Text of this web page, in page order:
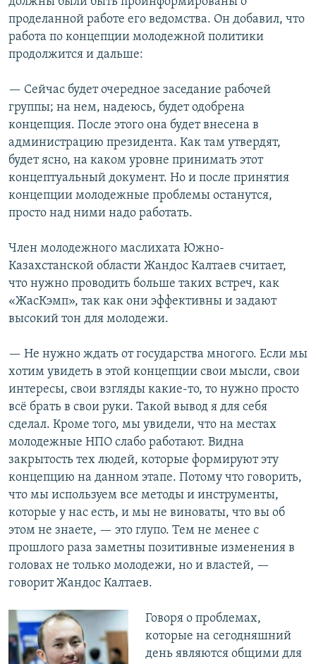
проделанной работе его ведомства. Он добавил, что
работа по концепции молодежной политики
продолжится и дальше:
— Сейчас будет очередное заседание рабочей
группы; на нем, надеюсь, будет одобрена
концепция. После этого она будет внесена в
администрацию президента. Как там утвердят,
будет ясно, на каком уровне принимать этот
концептуальный документ. Но и после принятия
концепции молодежные проблемы останутся,
просто над ними надо работать.
Член молодежного маслихата Южно-
Казахстанской области Жандос Калтаев считает,
что нужно проводить больше таких встреч, как
«ЖасКэмп», так как они эффективны и задают
высокий тон для молодежи.
— Не нужно ждать от государства многого. Если мы
хотим увидеть в этой концепции свои мысли, свои
интересы, свои взгляды какие-то, то нужно просто
всё брать в свои руки. Такой вывод я для себя
сделал. Кроме того, мы увидели, что на местах
молодежные НПО слабо работают. Видна
закрытость тех людей, которые формируют эту
концепцию на данном этапе. Потому что говорить,
что мы используем все методы и инструменты,
которые у нас есть, и мы не виноваты, что вы об
этом не знаете, — это глупо. Тем не менее с
прошлого раза заметны позитивные изменения в
головах не только молодежи, но и властей, —
говорит Жандос Калтаев.
Говоря о проблемах,
которые на сегодняшний
день являются общими для